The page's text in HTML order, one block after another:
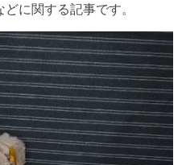
に関する記事です。